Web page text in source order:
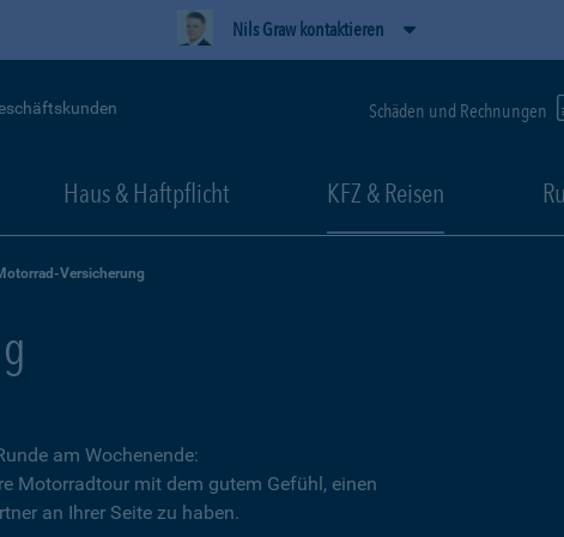
Nils Graw kontaktieren
Schäden und Rechnungen
Haus & Haftpflicht KFZ & Reisen
Versicherung
am Wochenende:
Motorradtour mit dem gutem Gefühl, einen
an Ihrer Seite zu haben.